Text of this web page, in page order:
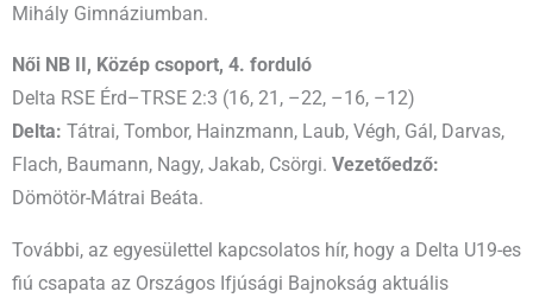
Mihály Gimnáziumban.
Női NB II, Közép csoport, 4. forduló
Delta RSE Érd–TRSE 2:3 (16, 21, –22, –16, –12)
Delta: Tátrai, Tombor, Hainzmann, Laub, Végh, Gál, Darvas,
Flach, Baumann, Nagy, Jakab, Csörgi. Vezetőedző:
Dömötör-Mátrai Beáta.
További, az egyesülettel kapcsolatos hír, hogy a Delta U19-es
fiú csapata az Országos Ifjúsági Bajnokság aktuális